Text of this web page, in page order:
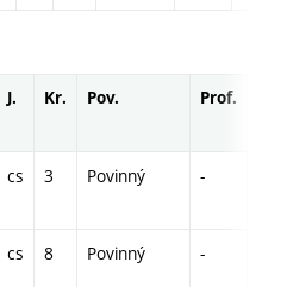
J. Kr. Pov. Prof.
cs 3 Povinný -
cs 8 Povinný -